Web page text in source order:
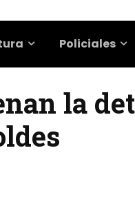
Policiales
la